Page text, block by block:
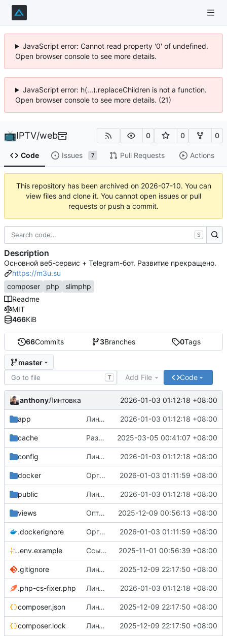
JavaScript error: Cannot read property '0' of undefined.
Open browser console to see more details.
JavaScript error: h(...).replaceChildren is not a function.
Open browser console to see more details. (21)
IPTV/web 0 0 0
Code Issues 7 Pull Requests Actions
This repository has been archived on 2026-07-10. You can
view files and clone it. You cannot open issues or pull
requests or push a commit.
66Commits 3Branches 0Tags
master
T Add File Code
anthonyЛинтовка 2026-01-03 01:12:18 +08:00
app Линтовка 2026-01-03 01:12:18 +08:00
cache Разделение по отдельным репозиториям 2025-03-05 00:41:07 +08:00
config Линтовка 2026-01-03 01:12:18 +08:00
docker Организация docker-окружения 2026-01-03 01:11:59 +08:00
public Линтовка 2026-01-03 01:12:18 +08:00
views Оптимизация списка каналов и поиска + мелочи по текстовкам 2025-12-09 00:56:13 +08:00
.dockerignore Организация docker-окружения 2026-01-03 01:11:59 +08:00
.env.example Ссылка на репозиторий через env 2025-11-01 00:56:39 +08:00
.gitignore Линтеры 2025-12-09 22:17:50 +08:00
.php-cs-fixer.php Линтовка 2026-01-03 01:12:18 +08:00
composer.json Линтеры 2025-12-09 22:17:50 +08:00
composer.lock Линтеры 2025-12-09 22:17:50 +08:00
S
Description
Основной веб-сервис + Telegram-бот. Развитие прекращено.
https://m3u.su
composer
php
slimphp
Readme
MIT
466KiB